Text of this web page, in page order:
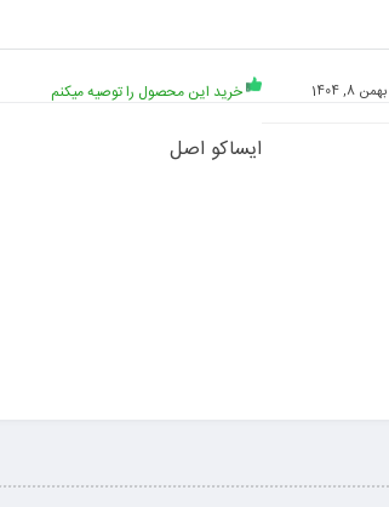
بهمن 8, 1404 خرید این محصول را توصیه میکنم
ایساکو اصل